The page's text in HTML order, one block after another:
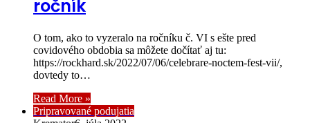
ročník
O tom, ako to vyzeralo na ročníku č. VI s ešte pred
covidového obdobia sa môžete dočítať aj tu:
https://rockhard.sk/2022/07/06/celebrare-noctem-fest-vii/,
dovtedy to…
Read More »
Pripravované podujatia